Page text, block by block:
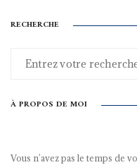
RECHERCHE
À PROPOS DE MOI
Vous n’avez pas le temps de